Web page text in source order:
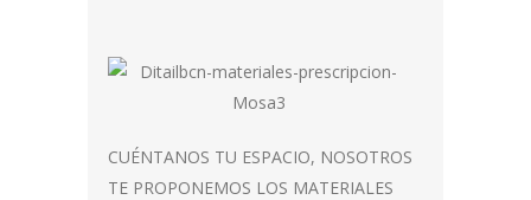
CUÉNTANOS TU ESPACIO, NOSOTROS
TE PROPONEMOS LOS MATERIALES